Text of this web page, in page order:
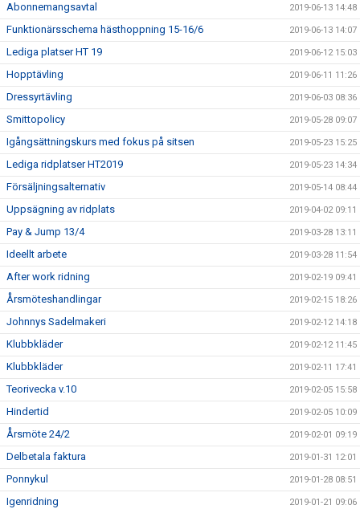
Abonnemangsavtal 2019-06-13 14:48
Funktionärsschema hästhoppning 15-16/6 2019-06-13 14:07
Lediga platser HT 19 2019-06-12 15:03
Hopptävling 2019-06-11 11:26
Dressyrtävling 2019-06-03 08:36
Smittopolicy 2019-05-28 09:07
Igångsättningskurs med fokus på sitsen 2019-05-23 15:25
Lediga ridplatser HT2019 2019-05-23 14:34
Försäljningsalternativ 2019-05-14 08:44
Uppsägning av ridplats 2019-04-02 09:11
Pay & Jump 13/4 2019-03-28 13:11
Ideellt arbete 2019-03-28 11:54
After work ridning 2019-02-19 09:41
Årsmöteshandlingar 2019-02-15 18:26
Johnnys Sadelmakeri 2019-02-12 14:18
Klubbkläder 2019-02-12 11:45
Klubbkläder 2019-02-11 17:41
Teorivecka v.10 2019-02-05 15:58
Hindertid 2019-02-05 10:09
Årsmöte 24/2 2019-02-01 09:19
Delbetala faktura 2019-01-31 12:01
Ponnykul 2019-01-28 08:51
Igenridning 2019-01-21 09:06